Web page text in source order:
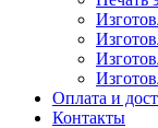
Оплата и
Контакты